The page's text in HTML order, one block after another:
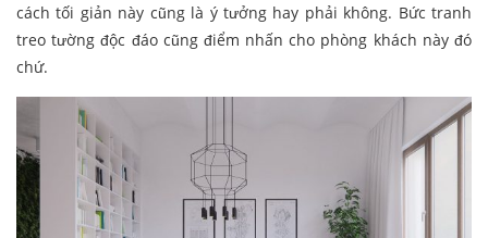
cách tối giản này cũng là ý tưởng hay phải không. Bức tranh
treo tường độc đáo cũng điểm nhấn cho phòng khách này đó
chứ.